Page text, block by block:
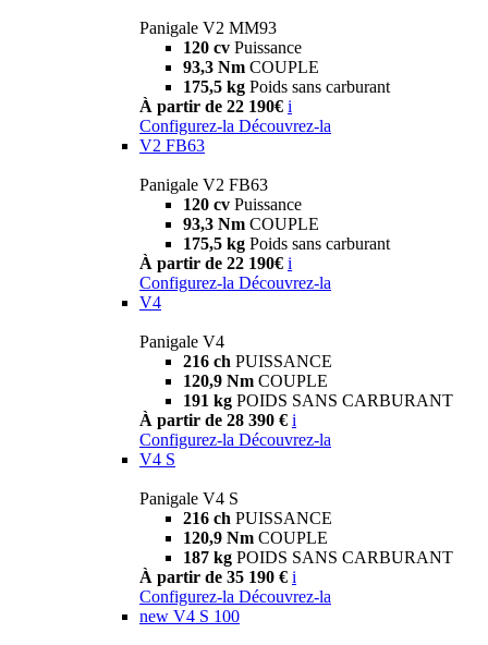
Panigale V2 MM93
120 cv Puissance
93,3 Nm COUPLE
175,5 kg Poids sans carburant
À partir de 22 190€ i
Configurez-la Découvrez-la
V2 FB63
Panigale V2 FB63
120 cv Puissance
93,3 Nm COUPLE
175,5 kg Poids sans carburant
À partir de 22 190€ i
Configurez-la Découvrez-la
V4
Panigale V4
216 ch PUISSANCE
120,9 Nm COUPLE
191 kg POIDS SANS CARBURANT
À partir de 28 390 € i
Configurez-la Découvrez-la
V4 S
Panigale V4 S
216 ch PUISSANCE
120,9 Nm COUPLE
187 kg POIDS SANS CARBURANT
À partir de 35 190 € i
Configurez-la Découvrez-la
new V4 S 100